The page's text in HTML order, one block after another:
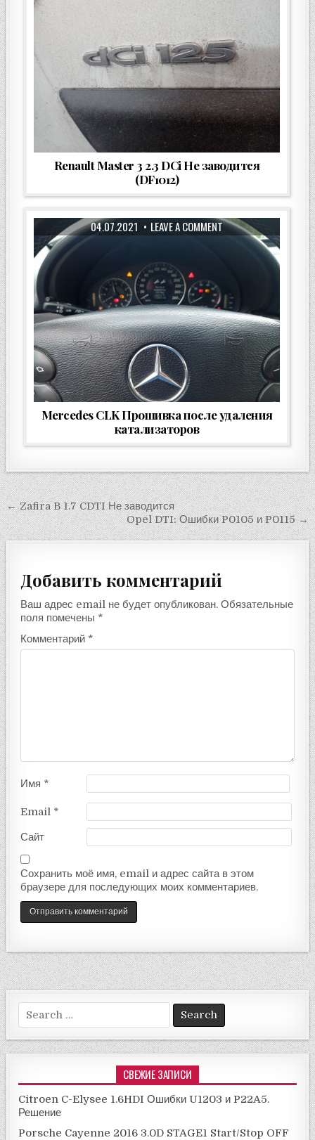
Renault Master 3 2.3 DCi Не заводится
(DF1012)
04.07.2021 LEAVE A COMMENT
Mercedes CLK Прошивка после удаления
катализаторов
Навигация
по
записям
← Zafira B 1.7 CDTI Не заводится
Opel DTI: Ошибки P0105 и P0115 →
Добавить комментарий
Ваш адрес email не будет опубликован. Обязательные
поля помечены *
Комментарий *
Имя *
Email *
Сайт
Сохранить моё имя, email и адрес сайта в этом
браузере для последующих моих комментариев.
Search
for:
СВЕЖИЕ ЗАПИСИ
Citroen C-Elysee 1.6HDI Ошибки U1203 и P22A5.
Решение
Porsche Cayenne 2016 3.0D STAGE1 Start/Stop OFF